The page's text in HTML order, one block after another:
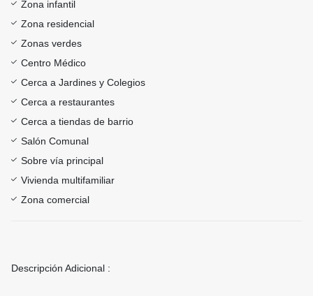
Zona infantil
Zona residencial
Zonas verdes
Centro Médico
Cerca a Jardines y Colegios
Cerca a restaurantes
Cerca a tiendas de barrio
Salón Comunal
Sobre vía principal
Vivienda multifamiliar
Zona comercial
Descripción Adicional :